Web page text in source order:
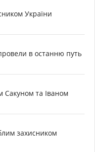
України
в останню путь
Сакуном та Іваном
захисником